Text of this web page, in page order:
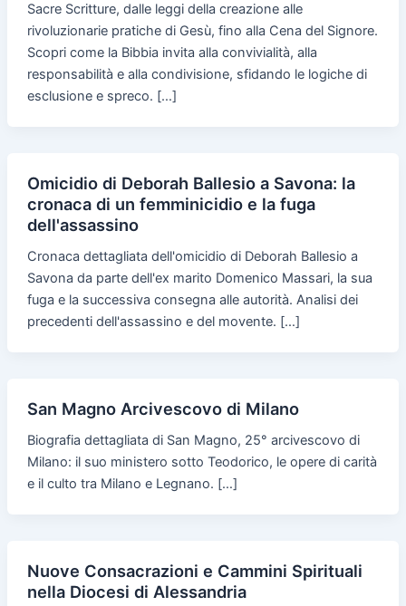
Sacre Scritture, dalle leggi della creazione alle
rivoluzionarie pratiche di Gesù, fino alla Cena del Signore.
Scopri come la Bibbia invita alla convivialità, alla
responsabilità e alla condivisione, sfidando le logiche di
esclusione e spreco. […]
Omicidio di Deborah Ballesio a Savona: la
cronaca di un femminicidio e la fuga
dell'assassino
Cronaca dettagliata dell'omicidio di Deborah Ballesio a
Savona da parte dell'ex marito Domenico Massari, la sua
fuga e la successiva consegna alle autorità. Analisi dei
precedenti dell'assassino e del movente. […]
San Magno Arcivescovo di Milano
Biografia dettagliata di San Magno, 25° arcivescovo di
Milano: il suo ministero sotto Teodorico, le opere di carità
e il culto tra Milano e Legnano. […]
Nuove Consacrazioni e Cammini Spirituali
nella Diocesi di Alessandria